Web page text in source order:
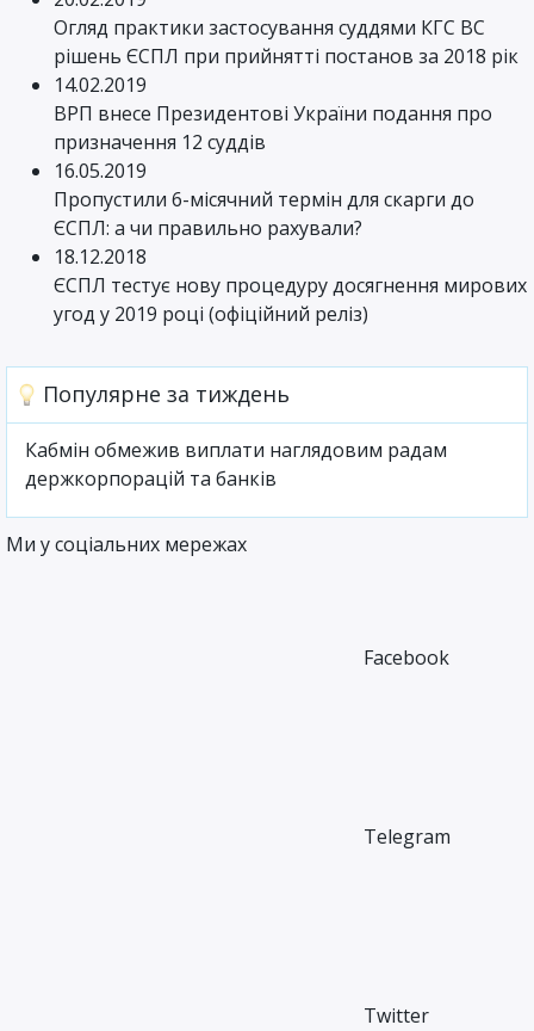
Огляд практики застосування суддями КГС ВС
рішень ЄСПЛ при прийнятті постанов за 2018 рік
14.02.2019
ВРП внесе Президентові України подання про
призначення 12 суддів
16.05.2019
Пропустили 6-місячний термін для скарги до
ЄСПЛ: а чи правильно рахували?
18.12.2018
ЄСПЛ тестує нову процедуру досягнення мирових
угод у 2019 році (офіційний реліз)
Популярне за тиждень
Кабмін обмежив виплати наглядовим радам
держкорпорацій та банків
Ми у соціальних мережах
Facebook
Telegram
Twitter